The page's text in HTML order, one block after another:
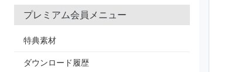
プレミアム会員メニュー
特典素材
ダウンロード履歴